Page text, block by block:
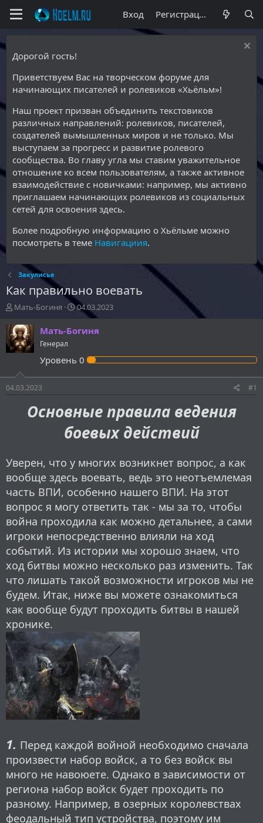
Вход Регистрация
Дорогой гость!
Приветствуем Вас на творческом форуме для
начинающих писателей и ролевиков «Хьёльм»!
Наш проект призван объединить текстовиков
различных направлений: ролевиков, писателей,
создателей вымышленных миров и не только. Мы
выступаем за прогресс и развитие ролевого
сообщества. Во главу угла мы ставим уважительное
отношение ко всем пользователям, а также активное
взаимодействие с новичками: например, мы активно
приглашаем начинающих ролевиков из социальных
сетей для освоения здесь.
Более подробную информацию о Хьёльме можно
посмотреть в теме Навигациия.
Закулисье
Как правильно воевать
А
т
о
р
м
ы
Мать-Богиня
Д
т
а
а
04.03.2023
Мать-Богиня
Генерал
Уровень 0
04.03.2023 #1
Основные правила ведения
боевых действий
Уверен, что у многих возникнет вопрос, а как
вообще здесь воевать, ведь это неотъемлемая
часть ВПИ, особенно нашего ВПИ. На этот
вопрос я могу ответить так - мы за то, чтобы
война проходила как можно детальнее, а сами
игроки непосредственно влияли на ход
событий. Из истории мы хорошо знаем, что
ход битвы можно несколько раз изменить. Так
что лишать такой возможности игроков мы не
будем. Итак, ниже вы можете ознакомиться
как вообще будут проходить битвы в нашей
хронике.
1. Перед каждой войной необходимо сначала
произвести набор войск, а то без войск вы
много не навоюете. Однако в зависимости от
региона набор войск будет проходить по
разному. Например, в озерных королевствах
феодальный тип устройства, поэтому им